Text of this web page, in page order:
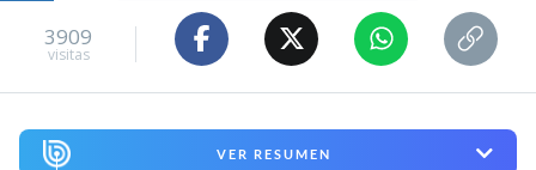
3909
visitas
VER RESUMEN